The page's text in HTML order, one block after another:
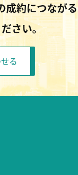
成約につながる
さい。
る